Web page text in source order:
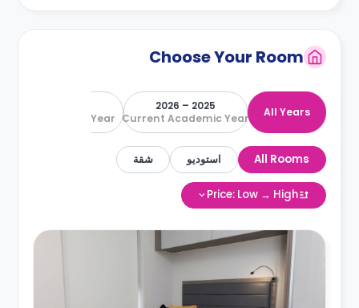
Choose Your Room
All Years
2025 – 2026
Current Academic Year
Next Academic Year
All Rooms استوديو شقة
Price: Low → High